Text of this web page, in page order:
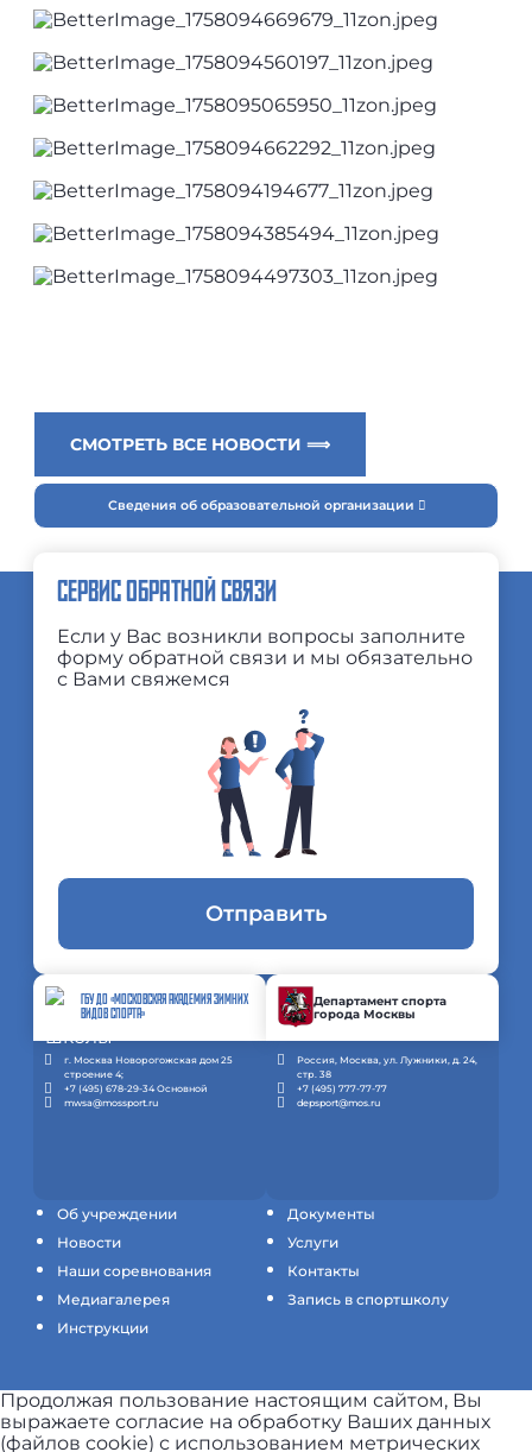
СМОТРЕТЬ ВСЕ НОВОСТИ ⟹
Сведения об образовательной организации
Об учреждении
Новости
Наши соревнования
Медиагалерея
Инструкции
Документы
Услуги
Контакты
Запись в спортшколу
СЕРВИС ОБРАТНОЙ СВЯЗИ
Если у Вас возникли вопросы заполните
форму обратной связи и мы обязательно
с Вами свяжемся
Отправить
ГБУ ДО «МОСКОВСКАЯ АКАДЕМИЯ ЗИМНИХ
ВИДОВ СПОРТА»
г. Москва Новорогожская дом 25
строение 4;
+7 (495) 678-29-34 Основной
mwsa@mossport.ru
Департамент спорта
города Москвы
Россия, Москва, ул. Лужники, д. 24,
стр. 38
+7 (495) 777-77-77
depsport@mos.ru
Продолжая пользование настоящим сайтом, Вы
выражаете согласие на обработку Ваших данных
(файлов cookie) с использованием метрических